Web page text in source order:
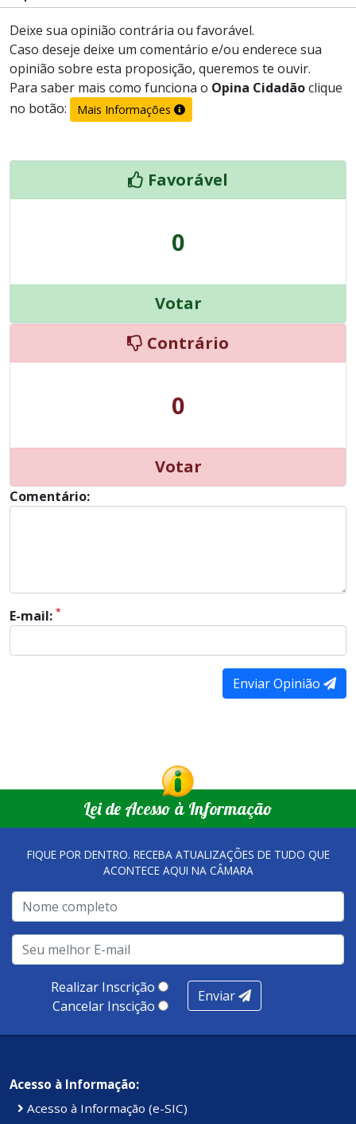
Deixe sua opinião contrária ou favorável.
Caso deseje deixe um comentário e/ou enderece sua
opinião sobre esta proposição, queremos te ouvir.
Para saber mais como funciona o Opina Cidadãoclique
no botão:
Mais Informações
Favorável
0
Votar
Contrário
0
Votar
Comentário:
E-mail: *
Enviar Opinião
Lei de Acesso à Informação
FIQUE POR DENTRO. RECEBA ATUALIZAÇÕES DE TUDO QUE
ACONTECE AQUI NA CÂMARA
Realizar Inscrição
Cancelar Inscição
Enviar
Acesso à Informação:
Acesso à Informação (e-SIC)